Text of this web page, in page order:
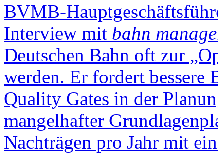
BVMB-
Interview mit bahn
Deutschen Bahn oft zur
werden. Er fordert bessere
Quality Gates in der
mangelhafter
Nachträgen pro Jahr mit